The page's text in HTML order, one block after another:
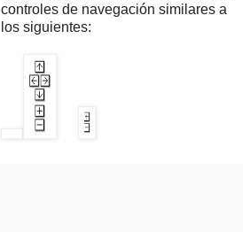
controles de navegación similares a
los siguientes: